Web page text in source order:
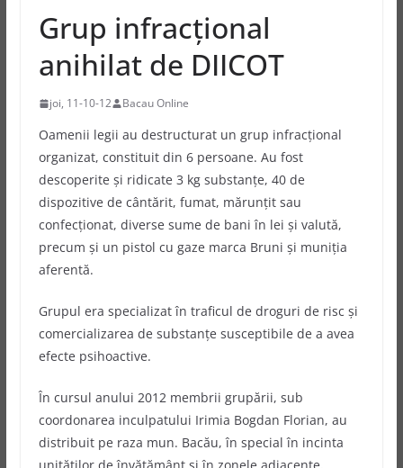
Grup infracțional
anihilat de DIICOT
joi, 11-10-12 Bacau Online
Oamenii legii au destructurat un grup infracţional
organizat, constituit din 6 persoane. Au fost
descoperite şi ridicate 3 kg substanţe, 40 de
dispozitive de cântărit, fumat, mărunţit sau
confecţionat, diverse sume de bani în lei şi valută,
precum şi un pistol cu gaze marca Bruni şi muniţia
aferentă.
Grupul era specializat în traficul de droguri de risc şi
comercializarea de substanţe susceptibile de a avea
efecte psihoactive.
În cursul anului 2012 membrii grupării, sub
coordonarea inculpatului Irimia Bogdan Florian, au
distribuit pe raza mun. Bacău, în special în incinta